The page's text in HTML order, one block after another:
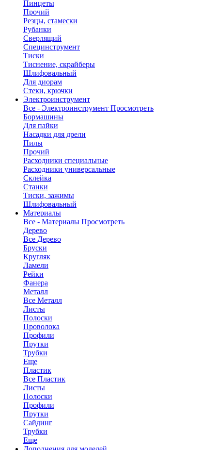
Пинцеты
Прочий
Резцы, стамески
Рубанки
Сверлящий
Специнструмент
Тиски
Тиснение, скрайберы
Шлифовальный
Для диорам
Стеки, крючки
Электроинструмент
Все - Электроинструмент Просмотреть
Бормашины
Для пайки
Насадки для дрели
Пилы
Прочий
Расходники специальные
Расходники универсальные
Склейка
Станки
Тиски, зажимы
Шлифовальный
Материалы
Все - Материалы Просмотреть
Дерево
Все Дерево
Бруски
Кругляк
Ламели
Рейки
Фанера
Металл
Все Металл
Листы
Полоски
Проволока
Профили
Прутки
Трубки
Еще
Пластик
Все Пластик
Листы
Полоски
Профили
Прутки
Сайдинг
Трубки
Еще